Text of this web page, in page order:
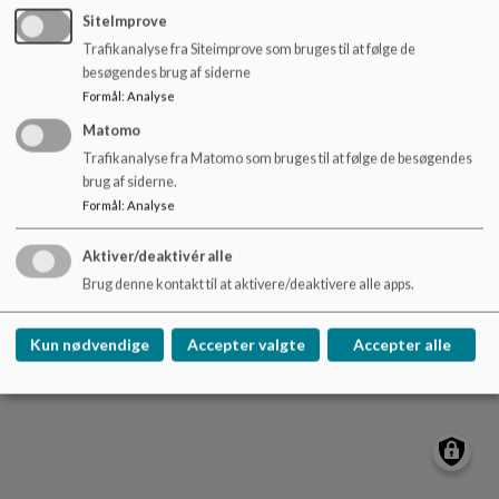
Rønde Børnehus
8410 Rønde
Sitemap
Cookie politik
SiteImprove
Trafikanalyse fra Siteimprove som bruges til at følge de
besøgendes brug af siderne
Formål: Analyse
Matomo
Trafikanalyse fra Matomo som bruges til at følge de besøgendes
brug af siderne.
Formål: Analyse
Aktiver/deaktivér alle
Brug denne kontakt til at aktivere/deaktivere alle apps.
Kun nødvendige Accepter valgte Accepter alle